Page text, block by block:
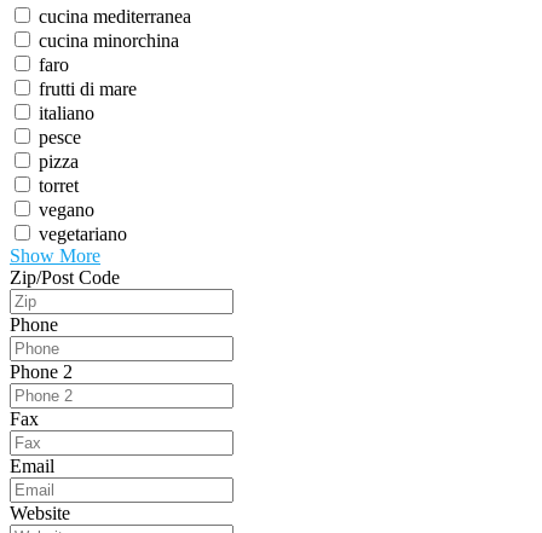
cucina mediterranea
cucina minorchina
faro
frutti di mare
italiano
pesce
pizza
torret
vegano
vegetariano
Show More
Zip/Post Code
Phone
Phone 2
Fax
Email
Website